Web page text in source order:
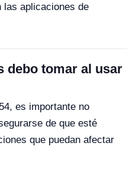
las aplicaciones de
debo tomar al usar
es importante no
de que esté
que puedan afectar